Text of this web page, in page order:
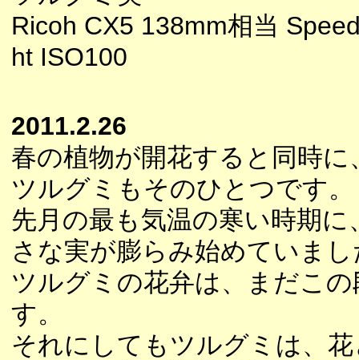
Ricoh CX5 138mm相当
ht ISO100
2011.2.26
春の植物が開花すると同時
ツルグミもそのひとつです。
先月の最も気温の寒い時期
さな実が膨らみ始めていまし
ツルグミの花弁は、まだこ
す。
それにしてもツルグミは、